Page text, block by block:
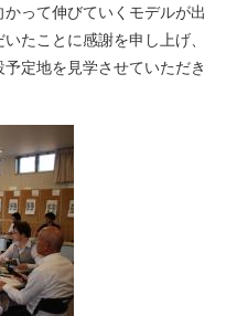
って伸びていくモデルが出
たことに感謝を申し上げ、
定地を見学させていただき